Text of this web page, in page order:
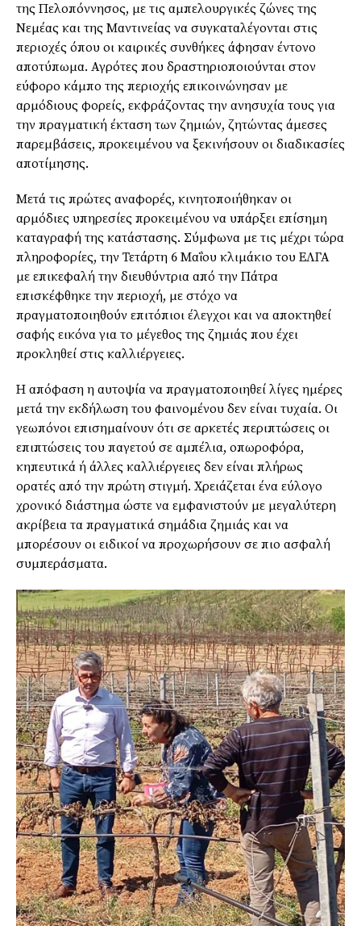
της Πελοπόννησος, με τις αμπελουργικές ζώνες της
Νεμέας και της Μαντινείας να συγκαταλέγονται στις
περιοχές όπου οι καιρικές συνθήκες άφησαν έντονο
αποτύπωμα. Αγρότες που δραστηριοποιούνται στον
εύφορο κάμπο της περιοχής επικοινώνησαν με
αρμόδιους φορείς, εκφράζοντας την ανησυχία τους για
την πραγματική έκταση των ζημιών, ζητώντας άμεσες
παρεμβάσεις, προκειμένου να ξεκινήσουν οι διαδικασίες
αποτίμησης.
Μετά τις πρώτες αναφορές, κινητοποιήθηκαν οι
αρμόδιες υπηρεσίες προκειμένου να υπάρξει επίσημη
καταγραφή της κατάστασης. Σύμφωνα με τις μέχρι τώρα
πληροφορίες, την Τετάρτη 6 Μαΐου κλιμάκιο του ΕΛΓΑ
με επικεφαλή την διευθύντρια από την Πάτρα
επισκέφθηκε την περιοχή, με στόχο να
πραγματοποιηθούν επιτόπιοι έλεγχοι και να αποκτηθεί
σαφής εικόνα για το μέγεθος της ζημιάς που έχει
προκληθεί στις καλλιέργειες.
Η απόφαση η αυτοψία να πραγματοποιηθεί λίγες ημέρες
μετά την εκδήλωση του φαινομένου δεν είναι τυχαία. Οι
γεωπόνοι επισημαίνουν ότι σε αρκετές περιπτώσεις οι
επιπτώσεις του παγετού σε αμπέλια, οπωροφόρα,
κηπευτικά ή άλλες καλλιέργειες δεν είναι πλήρως
ορατές από την πρώτη στιγμή. Χρειάζεται ένα εύλογο
χρονικό διάστημα ώστε να εμφανιστούν με μεγαλύτερη
ακρίβεια τα πραγματικά σημάδια ζημιάς και να
μπορέσουν οι ειδικοί να προχωρήσουν σε πιο ασφαλή
συμπεράσματα.